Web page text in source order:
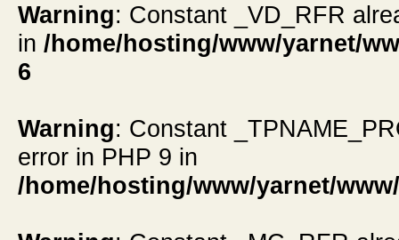
Warning: Constant _VD_RFR
in /home/hosting/www/yarnet/
6
Warning: Constant
error in PHP 9 in
/home/hosting/www/yarnet/